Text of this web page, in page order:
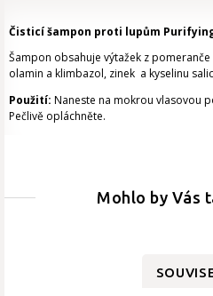
Čisticí šampon proti lupům
Šampon obsahuje výtažek z
olamin a klimbazol, zinek a kyselinu
Použití: Naneste na mokrou vlasovou
Pečlivě opláchněte.
Mohlo by Vás